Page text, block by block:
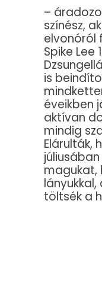
–
színész,
elvonóról
Spike Lee
is
éveikben
aktívan
mindig
Elárulták,
magukat,
lányukkal,
töltsék a